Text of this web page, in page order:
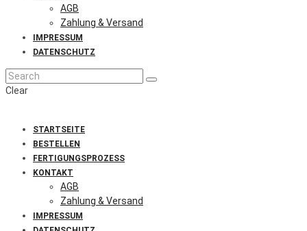
AGB
Zahlung & Versand
IMPRESSUM
DATENSCHUTZ
Clear
STARTSEITE
BESTELLEN
FERTIGUNGSPROZESS
KONTAKT
AGB
Zahlung & Versand
IMPRESSUM